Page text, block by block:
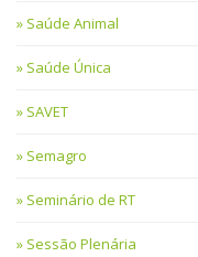
Saúde Animal
Saúde Única
SAVET
Semagro
Seminário de RT
Sessão Plenária